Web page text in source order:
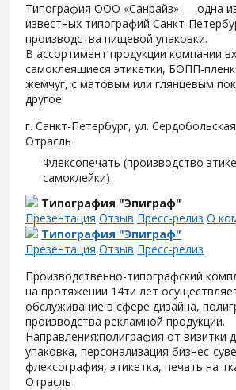
Типография ООО «Санрайз» — одна
известных типографий Санкт-
производства пищевой упаковки.
В ассортимент продукции компании
самоклеящиеся этикетки, БОПП-
жемчуг, с матовым или глянцевым
другое.
г. Санкт-Петербург, ул.
Отрасль
Флексопечать (производство
самоклейки)
Типография "Эпиграф"
Презентация Отзыв Пресс-релиз О
Типография "Эпиграф"
Презентация Отзыв Пресс-релиз
Производственно-типографский
на протяжении 14ти лет
обслуживание в сфере дизайна,
производства рекламной продукции.
Направления:полиграфия от визитки
упаковка, персонализация бизнес-
флексография, этикетка, печать на
Отрасль